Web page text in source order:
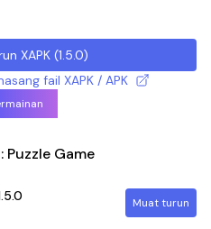
XAPK(1.5.0)
fail XAPK / APK
Puzzle Game
Muat turun